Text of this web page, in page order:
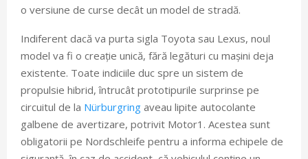
o versiune de curse decât un model de stradă.
Indiferent dacă va purta sigla Toyota sau Lexus, noul
model va fi o creație unică, fără legături cu mașini deja
existente. Toate indiciile duc spre un sistem de
propulsie hibrid, întrucât prototipurile surprinse pe
circuitul de la Nürburgring aveau lipite autocolante
galbene de avertizare, potrivit Motor1. Acestea sunt
obligatorii pe Nordschleife pentru a informa echipele de